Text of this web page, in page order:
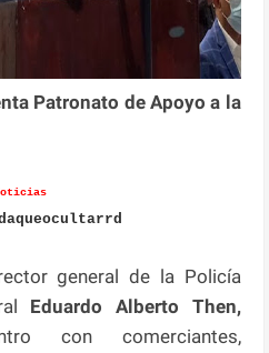
Patronato de Apoyo a la
general de la Policía
Eduardo Alberto Then,
con comerciantes,